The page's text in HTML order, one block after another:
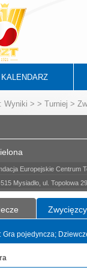
KALENDARZ
Wyniki > > Turniej >
Europejskie Centrum
Mysiadło, ul. Topolowa 29
Zwycięzcy
Gra pojedyncza;